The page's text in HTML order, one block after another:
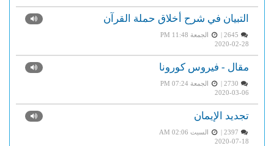
التبيان في شرح أخلاق حملة القرآن
الجمعة PM 11:48
2020-02-28
مقال - فيروس كورونا
الجمعة PM 07:24
2020-03-06
تجديد الإيمان
السبت AM 02:06
2020-07-18